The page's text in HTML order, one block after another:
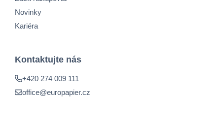
Novinky
Kariéra
Kontaktujte nás
+420 274 009 111
office@europapier.cz